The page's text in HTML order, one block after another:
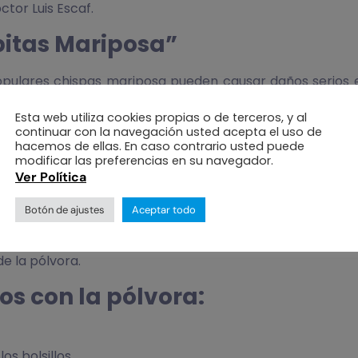
Luis Escaf.
Mariposa”
chispas mariposa pueden causar daños serios
incluso, con la aprobación de los propios
que son en lo que se termina convirtiendo las
ocasionar una quemadura, que produce
o en su defecto puede llevar a la pérdida total del
a los factores ambientales y otras causas– son
la pólvora.
con la pólvora:
Esta web utiliza cookies propias o de terceros, y al
continuar con la navegación usted acepta el uso de
hacemos de ellas. En caso contrario usted puede
modificar las preferencias en su navegador.
Ver Política
Botón de ajustes Aceptar todo